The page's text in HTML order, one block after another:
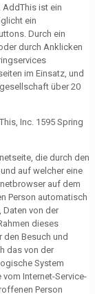
ist ein
ein
Durch ein
durch Anklicken
im Einsatz, und
über 20
Inc. 1595 Spring
die durch den
auf welcher eine
auf dem
Person automatisch
von der
dieses
den Besuch und
das von der
System
Internet-Service-
Person